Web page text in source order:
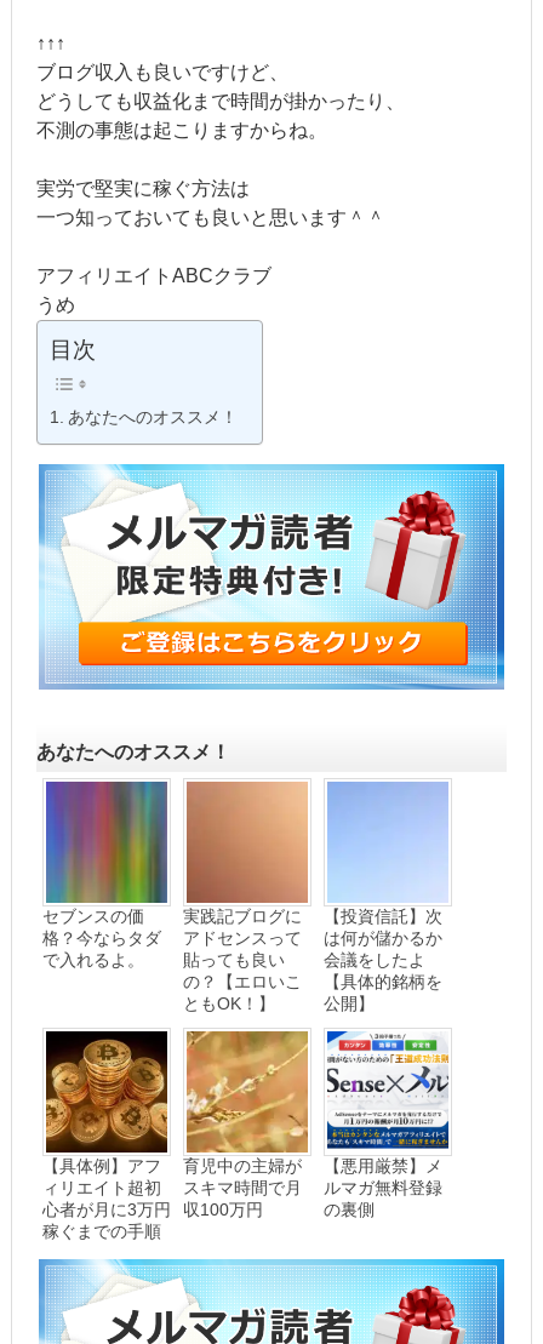
↑↑↑
ブログ収入も良いですけど、
どうしても収益化まで時間が掛かったり、
不測の事態は起こりますからね。
実労で堅実に稼ぐ方法は
一つ知っておいても良いと思います＾＾
アフィリエイトABCクラブ
うめ
目次
あなたへのオススメ！
あなたへのオススメ！
セブンスの価
格？今ならタダ
で入れるよ。
実践記ブログに
アドセンスって
貼っても良い
の？【エロいこ
ともOK！】
【投資信託】次
は何が儲かるか
会議をしたよ
【具体的銘柄を
公開】
【具体例】アフ
ィリエイト超初
心者が月に3万円
稼ぐまでの手順
育児中の主婦が
スキマ時間で月
収100万円
【悪用厳禁】メ
ルマガ無料登録
の裏側